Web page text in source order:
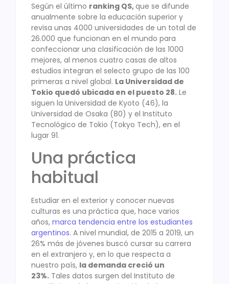
Según el último ranking QS,que se difunde
anualmente sobre la educación superior y
revisa unas 4000 universidades de un total de
26.000 que funcionan en el mundo para
confeccionar una clasificación de las 1000
mejores, al menos cuatro casas de altos
estudios integran el selecto grupo de las 100
primeras a nivel global. La Universidad de
Tokio quedó ubicada en el puesto 28. Le
siguen la Universidad de Kyoto (46), la
Universidad de Osaka (80) y el Instituto
Tecnológico de Tokio (Tokyo Tech), en el
lugar 91.
Una práctica
habitual
Estudiar en el exterior y conocer nuevas
culturas es una práctica que, hace varios
años, marca tendencia entre los estudiantes
argentinos. A nivel mundial, de 2015 a 2019, un
26% más de jóvenes buscó cursar su carrera
en el extranjero y, en lo que respecta a
nuestro país, la demanda creció un
23%. Tales datos surgen del Instituto de